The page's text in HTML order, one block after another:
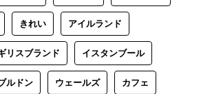
きれい アイルランド
リスブランド イスタンブール
ルドン ウェールズ カフェ